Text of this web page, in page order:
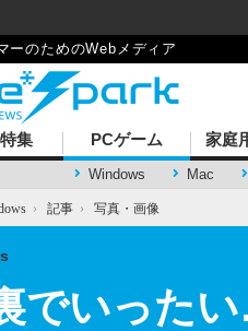
ーのためのWebメディア
特集 PCゲーム
Windows Mac
家庭
› 記事 › 写真・画像
でいった